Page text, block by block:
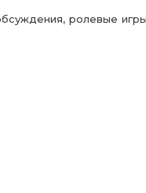
ролевые